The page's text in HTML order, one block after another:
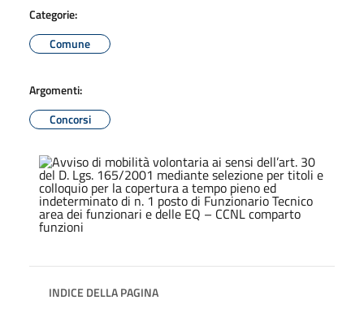
Categorie:
Comune
Argomenti:
Concorsi
INDICE DELLA PAGINA